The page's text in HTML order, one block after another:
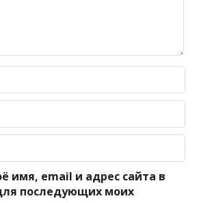
имя, email и адрес сайта в
последующих моих